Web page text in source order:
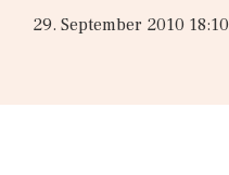
29. September 2010 18:10